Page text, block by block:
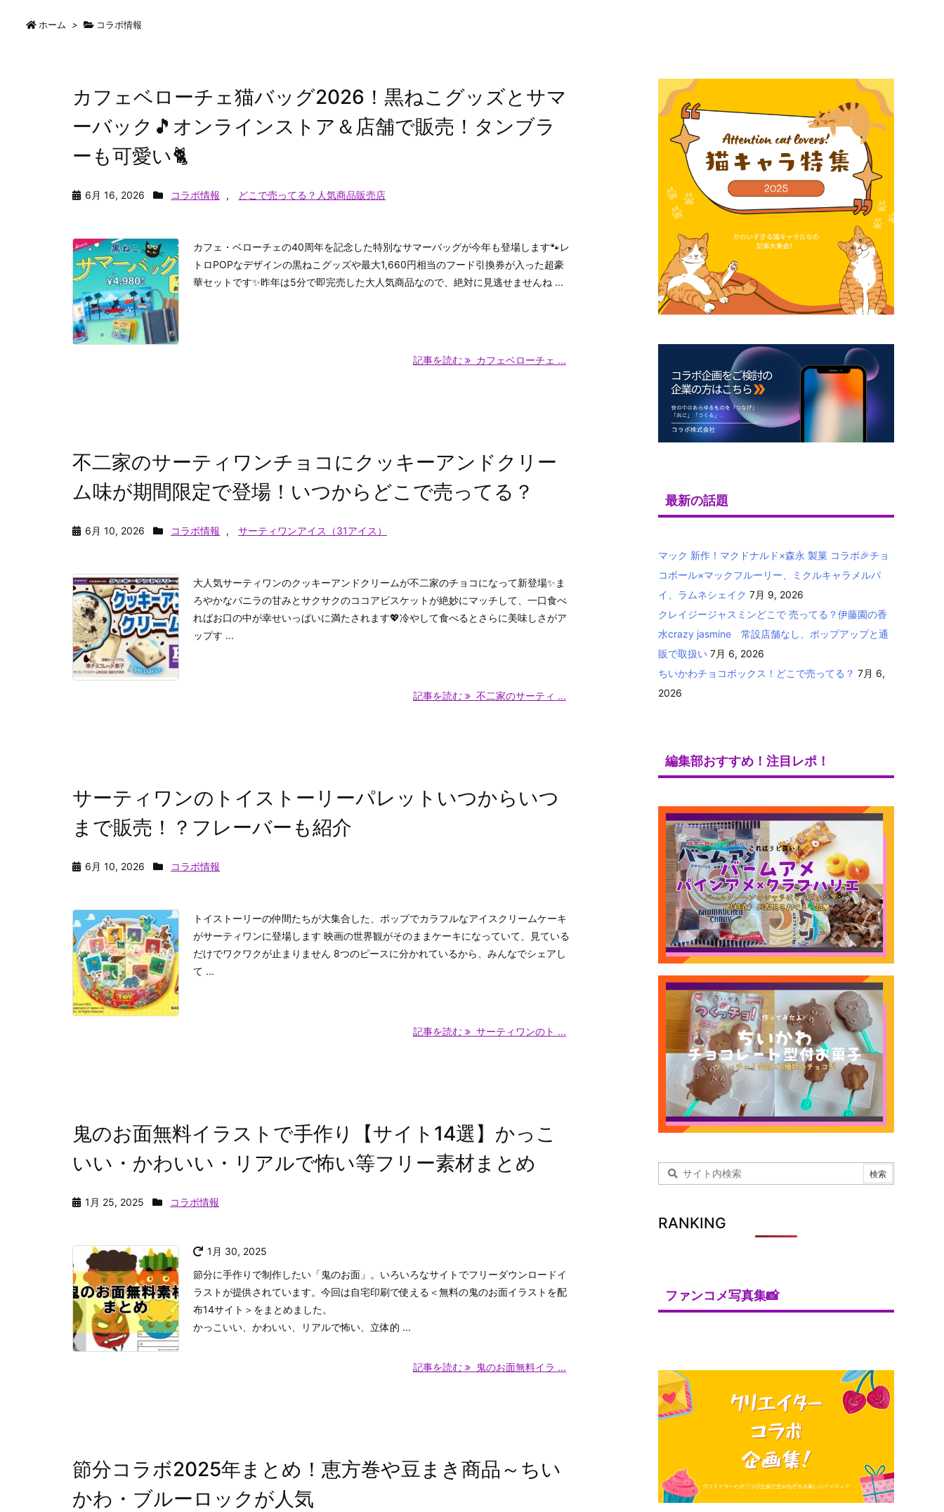
ホーム > コラボ情報
カフェベローチェ猫バッグ2026！黒ねこグッズとサマ
ーバック🎵オンラインストア＆店舗で販売！タンブラ
ーも可愛い🐈
6月 16, 2026 コラボ情報 , どこで売ってる？人気商品販売店
カフェ・ベローチェの40周年を記念した特別なサマーバッグが今年も登場します🐾レ
トロPOPなデザインの黒ねこグッズや最大1,660円相当のフード引換券が入った超豪
華セットです✨昨年は5分で即完売した大人気商品なので、絶対に見逃せませんね ...
記事を読む カフェベローチェ ...
不二家のサーティワンチョコにクッキーアンドクリー
ム味が期間限定で登場！いつからどこで売ってる？
6月 10, 2026 コラボ情報 , サーティワンアイス（31アイス）
大人気サーティワンのクッキーアンドクリームが不二家のチョコになって新登場✨ま
ろやかなバニラの甘みとサクサクのココアビスケットが絶妙にマッチして、一口食べ
ればお口の中が幸せいっぱいに満たされます💖冷やして食べるとさらに美味しさがア
ップす ...
記事を読む 不二家のサーティ ...
サーティワンのトイストーリーパレットいつからいつ
まで販売！？フレーバーも紹介
6月 10, 2026 コラボ情報
トイストーリーの仲間たちが大集合した、ポップでカラフルなアイスクリームケーキ
がサーティワンに登場します 映画の世界観がそのままケーキになっていて、見ている
だけでワクワクが止まりません 8つのピースに分かれているから、みんなでシェアし
て ...
記事を読む サーティワンのト ...
鬼のお面無料イラストで手作り【サイト14選】かっこ
いい・かわいい・リアルで怖い等フリー素材まとめ
1月 25, 2025 コラボ情報
1月 30, 2025
節分に手作りで制作したい「鬼のお面」。いろいろなサイトでフリーダウンロードイ
ラストが提供されています。今回は自宅印刷で使える＜無料の鬼のお面イラストを配
布14サイト＞をまとめました。
かっこいい、かわいい、リアルで怖い、立体的 ...
記事を読む 鬼のお面無料イラ ...
節分コラボ2025年まとめ！恵方巻や豆まき商品～ちい
かわ・ブルーロックが人気
最新の話題
マック 新作！マクドナルド×森永 製菓 コラボ🎉チョ
コボール×マックフルーリー、ミクルキャラメルパ
イ、ラムネシェイク 7月 9, 2026
クレイジージャスミンどこで 売ってる？伊藤園の香
水crazy jasmine 常設店舗なし、ポップアップと通
販で取扱い 7月 6, 2026
ちいかわチョコボックス！どこで売ってる？ 7月 6,
2026
編集部おすすめ！注目レポ！
RANKING
ファンコメ写真集📸